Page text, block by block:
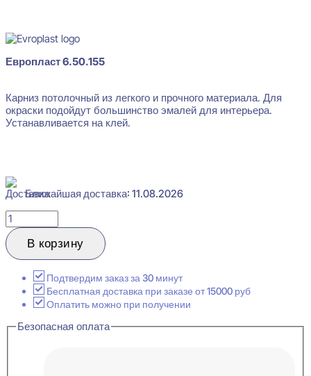
Европласт 6.50.155
Карниз потолочный из легкого и прочного материала. Для
окраски подойдут большинство эмалей для интерьера.
Устанавливается на клей.
Ближайшая доставка: 11.08.2026
Количество
товара
Evroplast
6.50.155
потолочный
Перфом
16x25x2000
В корзину
Подтвердим заказ за 30 минут
Бесплатная доставка при заказе от 15000 руб
Оплатить можно при получении
Безопасная оплата